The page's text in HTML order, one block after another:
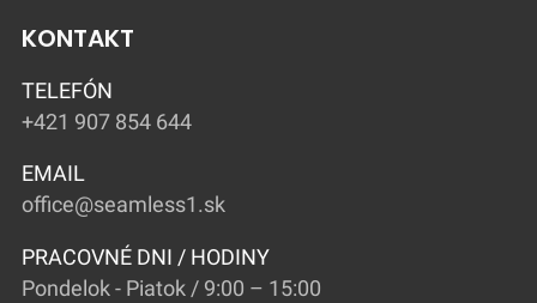
KONTAKT
TELEFÓN
+421 907 854 644
EMAIL
office@seamless1.sk
PRACOVNÉ DNI / HODINY
Pondelok - Piatok / 9:00 – 15:00